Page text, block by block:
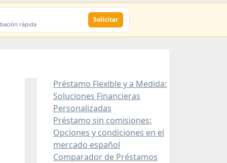
rápida
Solicitar
Préstamo Flexible y a Medida:
Soluciones Financieras
Personalizadas
Préstamo sin comisiones:
Opciones y condiciones en el
mercado español
Comparador de Préstamos